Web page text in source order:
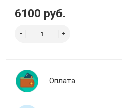
6100 руб.
Оплата